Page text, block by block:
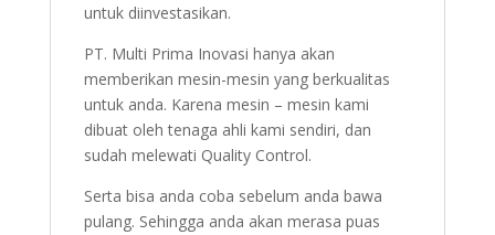
untuk diinvestasikan.
PT. Multi Prima Inovasi hanya akan
memberikan mesin-mesin yang berkualitas
untuk anda. Karena mesin – mesin kami
dibuat oleh tenaga ahli kami sendiri, dan
sudah melewati Quality Control.
Serta bisa anda coba sebelum anda bawa
pulang. Sehingga anda akan merasa puas